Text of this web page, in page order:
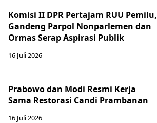
Komisi II DPR Pertajam RUU Pemilu,
Gandeng Parpol Nonparlemen dan
Ormas Serap Aspirasi Publik
16 Juli 2026
Prabowo dan Modi Resmi Kerja
Sama Restorasi Candi Prambanan
16 Juli 2026